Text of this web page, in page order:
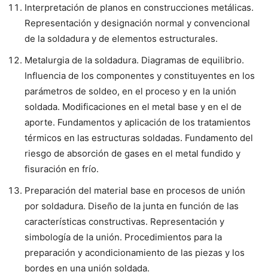
Interpretación de planos en construcciones metálicas.
Representación y designación normal y convencional
de la soldadura y de elementos estructurales.
Metalurgia de la soldadura. Diagramas de equilibrio.
Influencia de los componentes y constituyentes en los
parámetros de soldeo, en el proceso y en la unión
soldada. Modificaciones en el metal base y en el de
aporte. Fundamentos y aplicación de los tratamientos
térmicos en las estructuras soldadas. Fundamento del
riesgo de absorción de gases en el metal fundido y
fisuración en frío.
Preparación del material base en procesos de unión
por soldadura. Diseño de la junta en función de las
características constructivas. Representación y
simbología de la unión. Procedimientos para la
preparación y acondicionamiento de las piezas y los
bordes en una unión soldada.